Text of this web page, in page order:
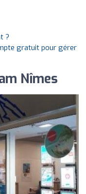
?
gratuit pour gérer
Nîmes